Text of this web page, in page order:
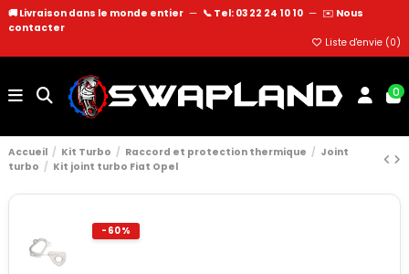
🚚 Livraison dans le monde entier — 📞 Tel: 03 22 24 10 10 — ✉️ Nous
contacter
Liste d'envie (0)
0
Accueil Kit Turbo Raccord et protection thermique
Joint
turbo
Kit joint turbo Fiat Opel
-60%